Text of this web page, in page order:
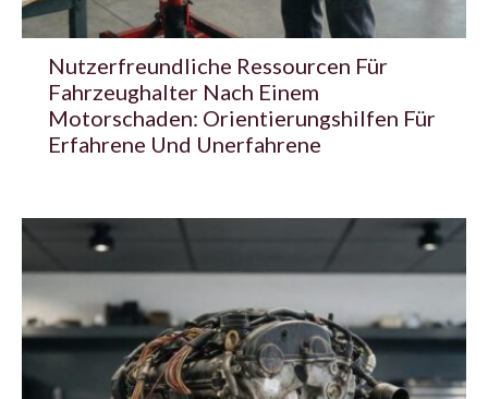
Nutzerfreundliche Ressourcen Für
Fahrzeughalter Nach Einem
Motorschaden: Orientierungshilfen Für
Erfahrene Und Unerfahrene